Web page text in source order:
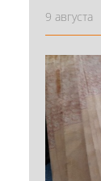
9 августа